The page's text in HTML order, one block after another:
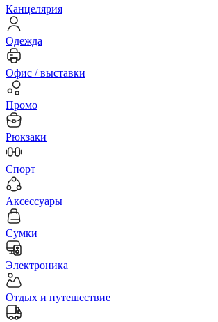
Канцелярия
Одежда
Офис / выставки
Промо
Рюкзаки
Спорт
Аксессуары
Сумки
Электроника
Отдых и путешествие